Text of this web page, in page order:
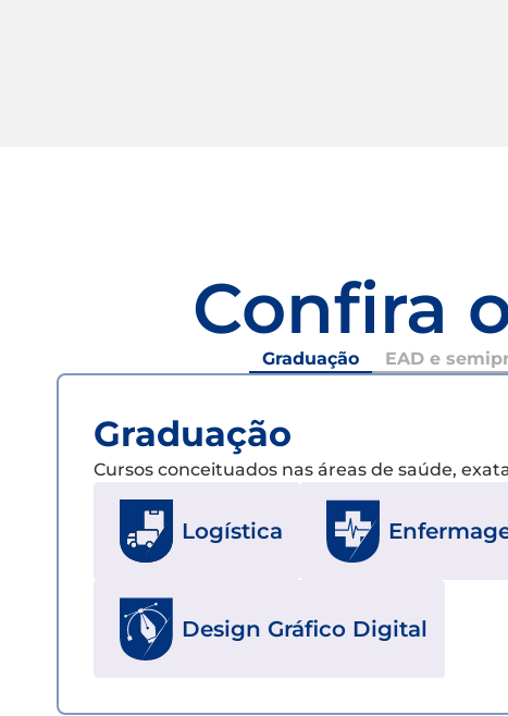
Confira
Graduação EAD e
Graduação
Cursos conceituados nas áreas de saúde,
Logística
Design Gráfico Digital